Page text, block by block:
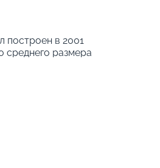
построен в 2001
среднего размера
2 679